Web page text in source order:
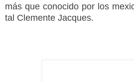
más que conocido por los
tal Clemente Jacques.